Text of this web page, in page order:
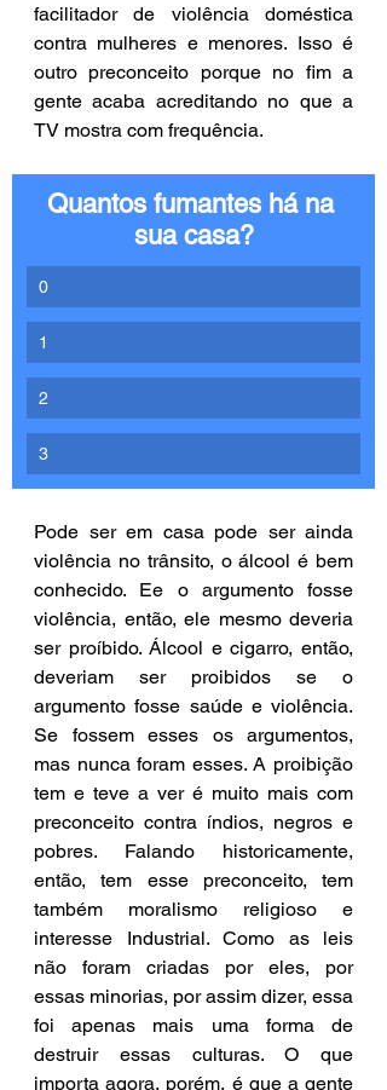
facilitador de violência doméstica
contra mulheres e menores. Isso é
outro preconceito porque no fim a
gente acaba acreditando no que a
TV mostra com frequência.
Quantos fumantes há na
sua casa?
0
1
2
3
Pode ser em casa pode ser ainda
violência no trânsito, o álcool é bem
conhecido. Ee o argumento fosse
violência, então, ele mesmo deveria
ser proíbido. Álcool e cigarro, então,
deveriam ser proibidos se o
argumento fosse saúde e violência.
Se fossem esses os argumentos,
mas nunca foram esses. A proibição
tem e teve a ver é muito mais com
preconceito contra índios, negros e
pobres. Falando historicamente,
então, tem esse preconceito, tem
também moralismo religioso e
interesse Industrial. Como as leis
não foram criadas por eles, por
essas minorias, por assim dizer, essa
foi apenas mais uma forma de
destruir essas culturas. O que
importa agora, porém, é que a gente